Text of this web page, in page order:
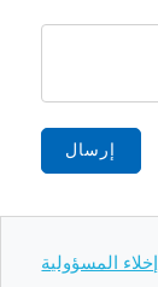
إرسال
إخلاء المسؤولية